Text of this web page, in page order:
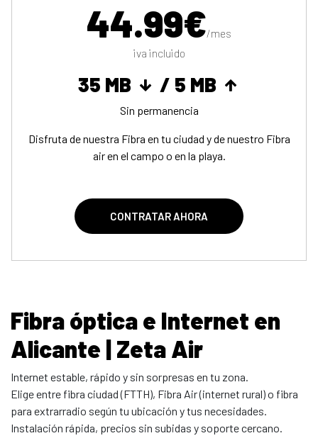
44.99€/mes
iva incluido
35 MB / 5 MB
Sin permanencia
Disfruta de nuestra Fibra en tu ciudad y de nuestro Fibra
air en el campo o en la playa.
CONTRATAR AHORA
Fibra óptica e Internet en
Alicante | Zeta Air
Internet estable, rápido y sin sorpresas en tu zona.
Elige entre fibra ciudad (FTTH), Fibra Air (internet rural) o fibra
para extrarradio según tu ubicación y tus necesidades.
Instalación rápida, precios sin subidas y soporte cercano.